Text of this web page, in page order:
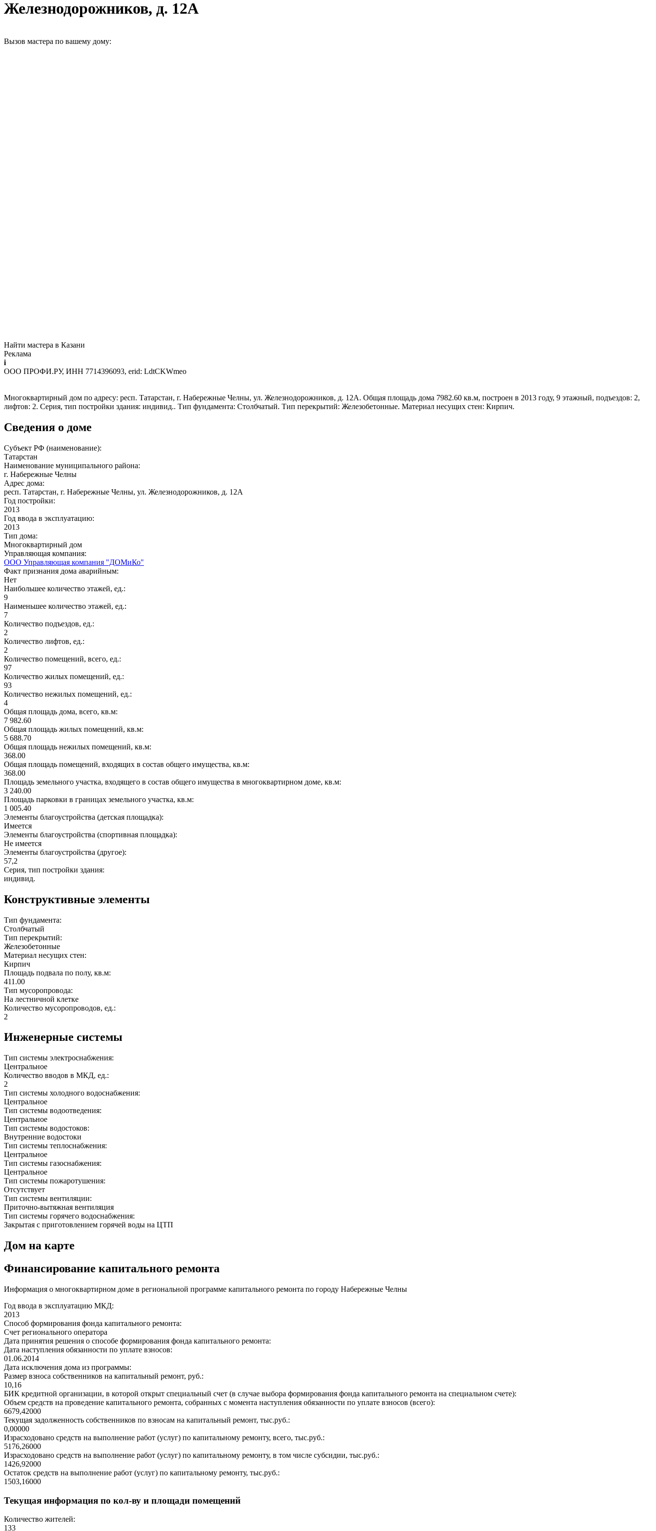
Железнодорожников, д. 12А
Вызов мастера по вашему дому:
Найти мастера в Казани
Реклама
i
ООО ПРОФИ.РУ, ИНН 7714396093, erid: LdtCKWmeo
Многоквартирный дом по адресу: респ. Татарстан, г. Набережные Челны, ул. Железнодорожников, д. 12А. Общая площадь дома 7982.60 кв.м, построен в 2013 году, 9 этажный, подъездов: 2,
лифтов: 2. Серия, тип постройки здания: индивид.. Тип фундамента: Столбчатый. Тип перекрытий: Железобетонные. Материал несущих стен: Кирпич.
Сведения о доме
Субъект РФ (наименование):
Татарстан
Наименование муниципального района:
г. Набережные Челны
Адрес дома:
респ. Татарстан, г. Набережные Челны, ул. Железнодорожников, д. 12А
Год постройки:
2013
Год ввода в эксплуатацию:
2013
Тип дома:
Многоквартирный дом
Управляющая компания:
ООО Управляющая компания "ДОМиКо"
Факт признания дома аварийным:
Нет
Наибольшее количество этажей, ед.:
9
Наименьшее количество этажей, ед.:
7
Количество подъездов, ед.:
2
Количество лифтов, ед.:
2
Количество помещений, всего, ед.:
97
Количество жилых помещений, ед.:
93
Количество нежилых помещений, ед.:
4
Общая площадь дома, всего, кв.м:
7 982.60
Общая площадь жилых помещений, кв.м:
5 688.70
Общая площадь нежилых помещений, кв.м:
368.00
Общая площадь помещений, входящих в состав общего имущества, кв.м:
368.00
Площадь земельного участка, входящего в состав общего имущества в многоквартирном доме, кв.м:
3 240.00
Площадь парковки в границах земельного участка, кв.м:
1 005.40
Элементы благоустройства (детская площадка):
Имеется
Элементы благоустройства (спортивная площадка):
Не имеется
Элементы благоустройства (другое):
57,2
Серия, тип постройки здания:
индивид.
Конструктивные элементы
Тип фундамента:
Столбчатый
Тип перекрытий:
Железобетонные
Материал несущих стен:
Кирпич
Площадь подвала по полу, кв.м:
411.00
Тип мусоропровода:
На лестничной клетке
Количество мусоропроводов, ед.:
2
Инженерные системы
Тип системы электроснабжения:
Центральное
Количество вводов в МКД, ед.:
2
Тип системы холодного водоснабжения:
Центральное
Тип системы водоотведения:
Центральное
Тип системы водостоков:
Внутренние водостоки
Тип системы теплоснабжения:
Центральное
Тип системы газоснабжения:
Центральное
Тип системы пожаротушения:
Отсутствует
Тип системы вентиляции:
Приточно-вытяжная вентиляция
Тип системы горячего водоснабжения:
Закрытая с приготовлением горячей воды на ЦТП
Дом на карте
Финансирование капитального ремонта
Информация о многоквартирном доме в региональной программе капитального ремонта по городу Набережные Челны
Год ввода в эксплуатацию МКД:
2013
Способ формирования фонда капитального ремонта:
Счет регионального оператора
Дата принятия решения о способе формирования фонда капитального ремонта:
Дата наступления обязанности по уплате взносов:
01.06.2014
Дата исключения дома из программы:
Размер взноса собственников на капитальный ремонт, руб.:
10,16
БИК кредитной организации, в которой открыт специальный счет (в случае выбора формирования фонда капитального ремонта на специальном счете):
Объем средств на проведение капитального ремонта, собранных с момента наступления обязанности по уплате взносов (всего):
6679,42000
Текущая задолженность собственников по взносам на капитальный ремонт, тыс.руб.:
0,00000
Израсходовано средств на выполнение работ (услуг) по капитальному ремонту, всего, тыс.руб.:
5176,26000
Израсходовано средств на выполнение работ (услуг) по капитальному ремонту, в том числе субсидии, тыс.руб.:
1426,92000
Остаток средств на выполнение работ (услуг) по капитальному ремонту, тыс.руб.:
1503,16000
Текущая информация по кол-ву и площади помещений
Количество жителей:
133